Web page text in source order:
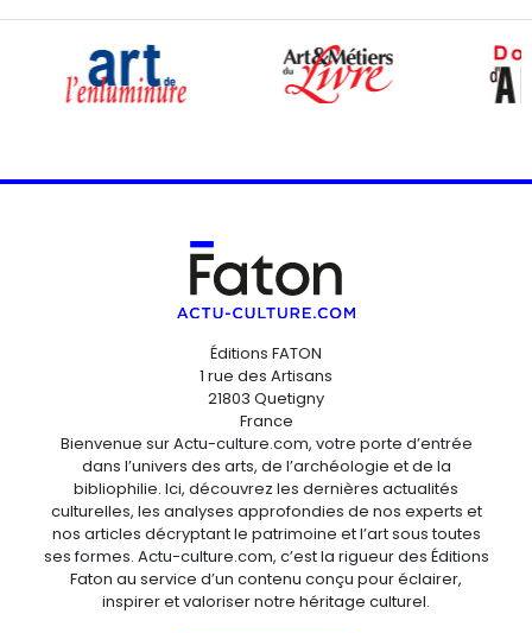
Éditions FATON
1 rue des Artisans
21803 Quetigny
France
Bienvenue sur Actu-culture.com, votre porte d’entrée
dans l’univers des arts, de l’archéologie et de la
bibliophilie. Ici, découvrez les dernières actualités
culturelles, les analyses approfondies de nos experts et
nos articles décryptant le patrimoine et l’art sous toutes
ses formes. Actu-culture.com, c’est la rigueur des Éditions
Faton au service d’un contenu conçu pour éclairer,
inspirer et valoriser notre héritage culturel.